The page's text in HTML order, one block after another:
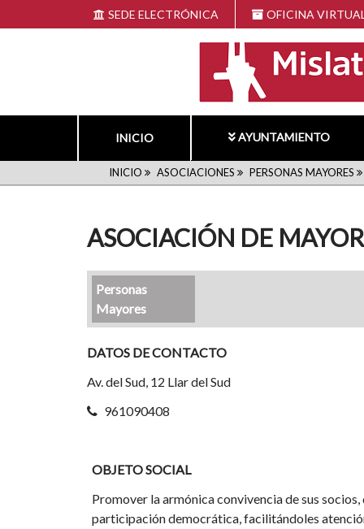
al
SEDE ELECTRÓNICA OFICINA
INICIO AYUNTAMIENTO
RUTA
DE
NAVEGACIÓN
INICIO ASOCIACIONES PERSONAS MAYORES
ASOCIACIÓN DE
Personas
Mayores
DATOS DE CONTACTO
Av. del Sud, 12 Llar del Sud
961090408
OBJETO SOCIAL
Promover la armónica convivencia de sus
participación democrática, facilitándoles